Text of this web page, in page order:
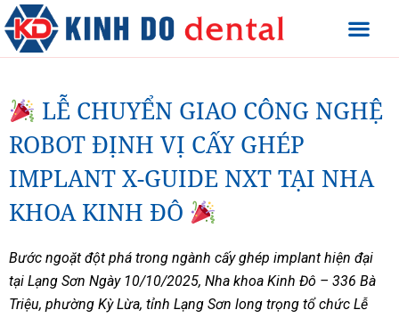
LỄ CHUYỂN GIAO CÔNG NGHỆ
ROBOT ĐỊNH VỊ CẤY GHÉP
IMPLANT X-GUIDE NXT TẠI NHA
KHOA KINH ĐÔ
Bước ngoặt đột phá trong ngành cấy ghép implant hiện đại
tại Lạng Sơn Ngày 10/10/2025, Nha khoa Kinh Đô – 336 Bà
Triệu, phường Kỳ Lừa, tỉnh Lạng Sơn long trọng tổ chức Lễ